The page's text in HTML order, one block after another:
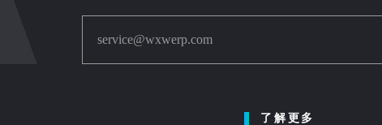
service@wxwerp.com
了解更多